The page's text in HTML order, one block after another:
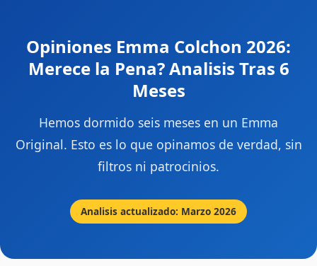
Opiniones Emma Colchon 2026:
Merece la Pena? Analisis Tras 6
Meses
Hemos dormido seis meses en un Emma
Original. Esto es lo que opinamos de verdad, sin
filtros ni patrocinios.
Analisis actualizado: Marzo 2026